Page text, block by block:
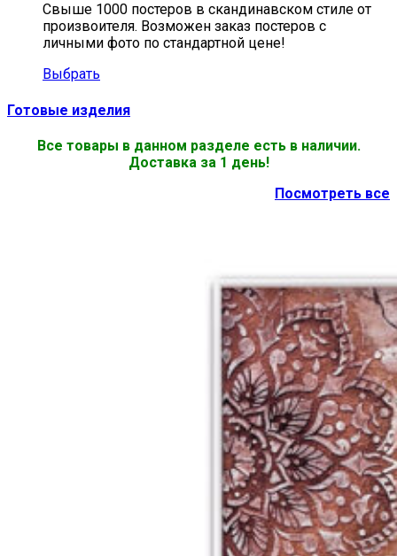
Свыше 1000 постеров в скандинавском стиле от
произвоителя. Возможен заказ постеров с
личными фото по стандартной цене!
Выбрать
Готовые изделия
Все товары в данном разделе есть в наличии.
Доставка за 1 день!
Посмотреть все